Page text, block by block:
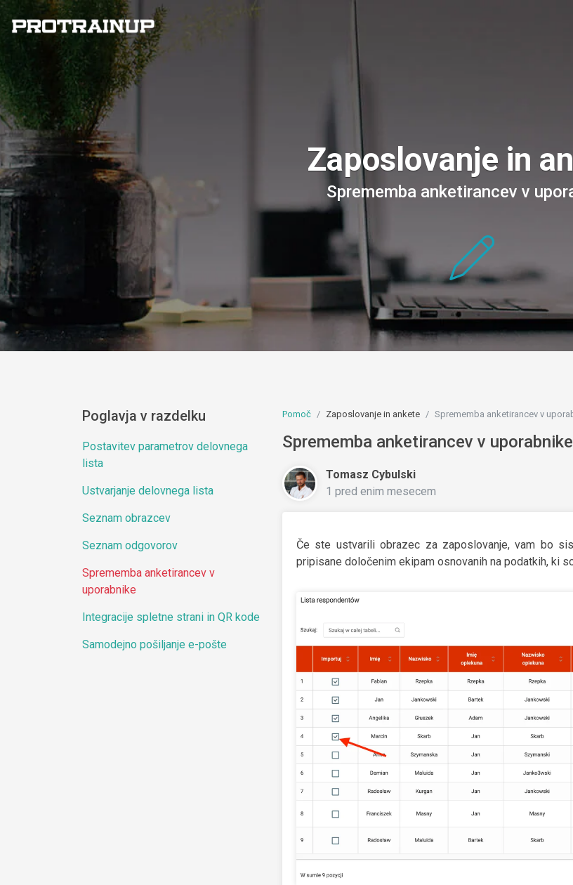
Zaposlovanje in
Sprememba anketirancev v
Poglavja v razdelku
Postavitev parametrov delovnega
lista
Ustvarjanje delovnega lista
Seznam obrazcev
Seznam odgovorov
Sprememba anketirancev v
uporabnike
Integracije spletne strani in QR kode
Samodejno pošiljanje e-pošte
Pomoč Zaposlovanje in ankete Sprememba anketirancev v
Sprememba anketirancev v uporabnike
Tomasz Cybulski
1 pred enim mesecem
Če ste ustvarili obrazec za zaposlovanje, vam bo
pripisane določenim ekipam osnovanih na podatkih, ki